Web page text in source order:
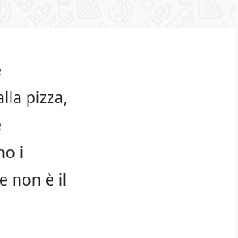
pizza,
i
non è il